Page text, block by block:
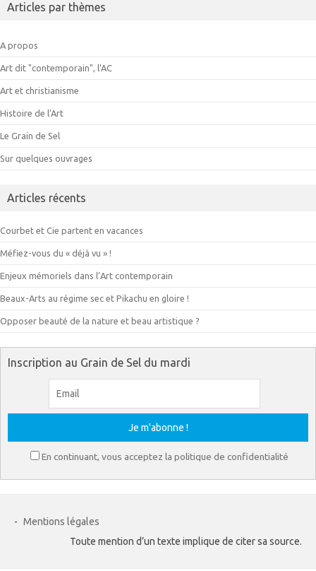
Articles par thèmes
A propos
Art dit "contemporain", l'AC
Art et christianisme
Histoire de l'Art
Le Grain de Sel
Sur quelques ouvrages
Articles récents
Courbet et Cie partent en vacances
Méfiez-vous du « déjà vu » !
Enjeux mémoriels dans l’Art contemporain
Beaux-Arts au régime sec et Pikachu en gloire !
Opposer beauté de la nature et beau artistique ?
Inscription au Grain de Sel du mardi
En continuant, vous acceptez la politique de confidentialité
- Mentions légales
Toute mention d’un texte implique de citer sa source.